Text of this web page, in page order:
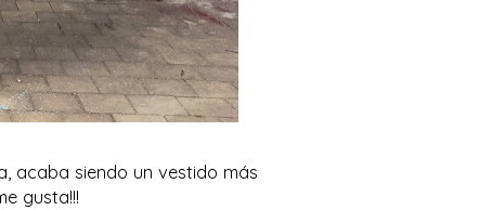
acaba siendo un vestido más
gusta!!!